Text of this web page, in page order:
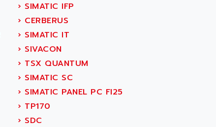
› SIMATIC IFP
› CERBERUS
› SIMATIC IT
› SIVACON
› TSX QUANTUM
› SIMATIC SC
› SIMATIC PANEL PC FI25
› TP170
› SDC